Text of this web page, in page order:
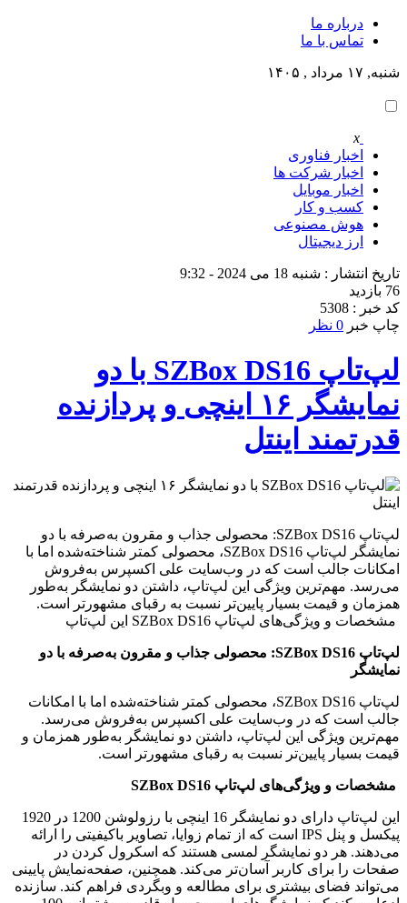
درباره ما
تماس با ما
شنبه, ۱۷ مرداد , ۱۴۰۵
x
اخبار فناوری
اخبار شرکت ها
اخبار موبایل
کسب و کار
هوش مصنوعی
ارز دیجیتال
تاریخ انتشار : شنبه 18 می 2024 - 9:32
76 بازدید
کد خبر : 5308
چاپ خبر 0 نظر
لپ‌تاپ SZBox DS16 با دو
نمایشگر ۱۶ اینچی و پردازنده
قدرتمند اینتل
لپ‌تاپ SZBox DS16: محصولی جذاب و مقرون به‌صرفه با دو
نمایشگر لپ‌تاپ SZBox DS16، محصولی کمتر شناخته‌شده اما با
امکانات جالب است که در وب‌سایت علی اکسپرس به‌فروش
می‌رسد. مهم‌ترین ویژگی این لپ‌تاپ، داشتن دو نمایشگر به‌طور
همزمان و قیمت بسیار پایین‌تر نسبت به رقبای مشهورتر است.
مشخصات و ویژگی‌های لپ‌تاپ SZBox DS16 این لپ‌تاپ
لپ‌تاپ SZBox DS16: محصولی جذاب و مقرون به‌صرفه با دو
نمایشگر
لپ‌تاپ SZBox DS16، محصولی کمتر شناخته‌شده اما با امکانات
جالب است که در وب‌سایت علی اکسپرس به‌فروش می‌رسد.
مهم‌ترین ویژگی این لپ‌تاپ، داشتن دو نمایشگر به‌طور همزمان و
قیمت بسیار پایین‌تر نسبت به رقبای مشهورتر است.
مشخصات و ویژگی‌های لپ‌تاپ SZBox DS16
این لپ‌تاپ دارای دو نمایشگر 16 اینچی با رزولوشن 1200 در 1920
پیکسل و پنل IPS است که از تمام زوایا، تصاویر باکیفیتی را ارائه
می‌دهند. هر دو نمایشگر لمسی هستند که اسکرول کردن در
صفحات را برای کاربر آسان‌تر می‌کند. همچنین، صفحه‌نمایش پایینی
می‌تواند فضای بیشتری برای مطالعه و وبگردی فراهم کند. سازنده